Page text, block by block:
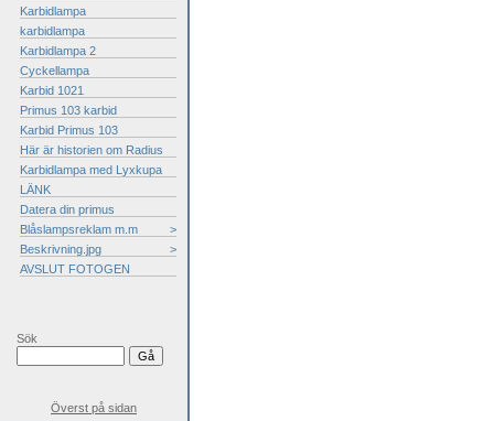
Karbidlampa
karbidlampa
Karbidlampa 2
Cyckellampa
Karbid 1021
Primus 103 karbid
Karbid Primus 103
Här är historien om Radius
Karbidlampa med Lyxkupa
LÄNK
Datera din primus
Blåslampsreklam m.m
>
Beskrivning.jpg
>
AVSLUT FOTOGEN
Sök
Överst på sidan